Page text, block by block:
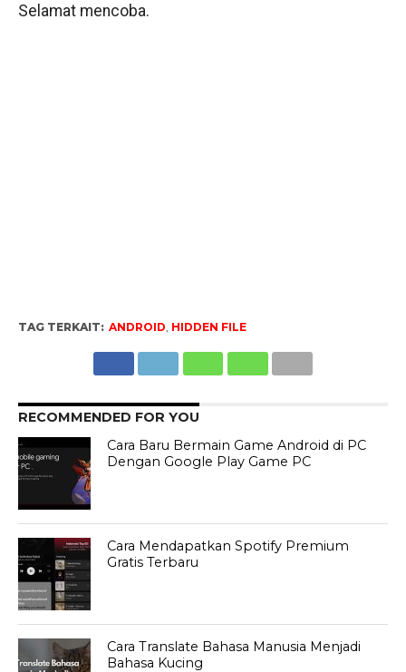
Selamat mencoba.
TAG TERKAIT: ANDROID HIDDEN FILE
RECOMMENDED FOR YOU
Cara Baru Bermain Game Android di PC
Dengan Google Play Game PC
Cara Mendapatkan Spotify Premium
Gratis Terbaru
Cara Translate Bahasa Manusia Menjadi
Bahasa Kucing